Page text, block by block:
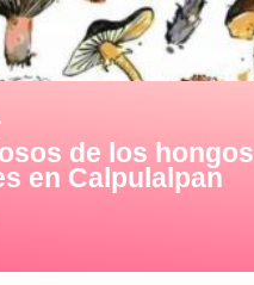
de los hongos
en Calpulalpan